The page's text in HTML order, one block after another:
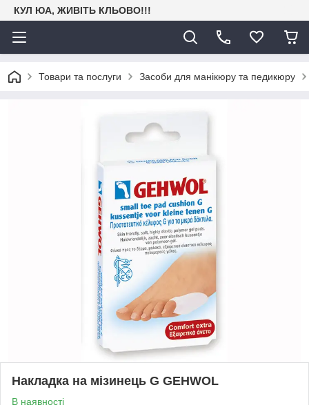
КУЛ ЮА, ЖИВІТЬ КЛЬОВО!!!
Товари та послуги Засоби для манікюру та педикюру
Накладка на мізинець G GEHWOL
В наявності